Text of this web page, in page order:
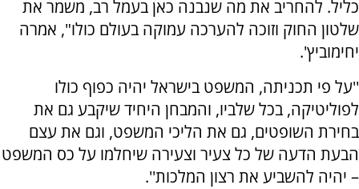
כליל. להחריב את מה שנבנה כאן בעמל רב, משמר את
שלטון החוק וזוכה להערכה עמוקה בעולם כולו", אמרה
יחימוביץ'.
''על פי תכניתה, המשפט בישראל יהיה כפוף כולו
לפוליטיקה, בכל שלביו, והמבחן היחיד שיקבע גם את
בחירת השופטים, גם את הליכי המשפט, וגם את עצם
הבעת הדעה של כל צעיר וצעירה שיחלמו על כס המשפט
– יהיה להשביע את רצון המלכות''.